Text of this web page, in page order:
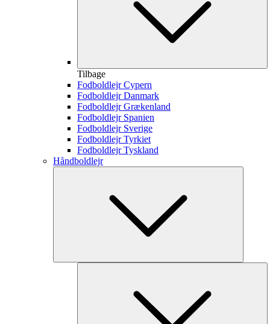
Tilbage
Fodboldlejr Cypern
Fodboldlejr Danmark
Fodboldlejr Grækenland
Fodboldlejr Spanien
Fodboldlejr Sverige
Fodboldlejr Tyrkiet
Fodboldlejr Tyskland
Håndboldlejr